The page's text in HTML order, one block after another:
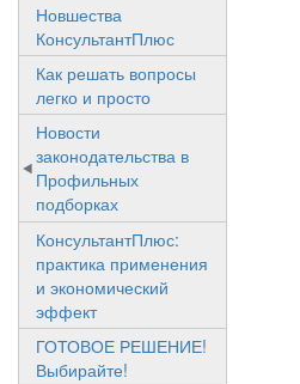
Новшества
КонсультантПлюс
Как решать вопросы
легко и просто
Новости
законодательства в
Профильных
подборках
КонсультантПлюс:
практика применения
и экономический
эффект
ГОТОВОЕ РЕШЕНИЕ!
Выбирайте!